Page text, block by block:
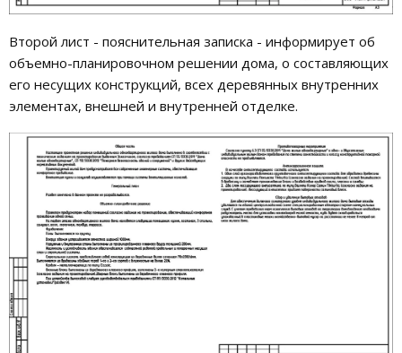
Второй лист - пояснительная записка - информирует об
объемно-планировочном решении дома, о составляющих
его несущих конструкций, всех деревянных внутренних
элементах, внешней и внутренней отделке.